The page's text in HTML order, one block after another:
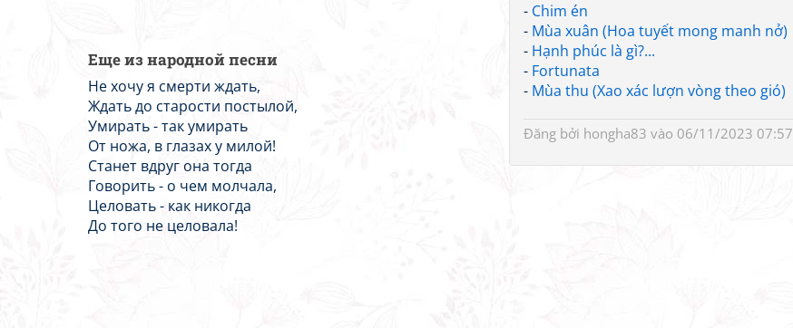
- Chim én
- Mùa xuân (Hoa tuyết mong manh nở)
- Hạnh phúc là gì?...
- Fortunata
- Mùa thu (Xao xác lượn vòng theo gió)
Đăng bởi hongha83 vào 06/11/2023 07:57
Еще из народной песни
Не хочу я смерти ждать,
Ждать до старости постылой,
Умирать - так умирать
От ножа, в глазах у милой!
Станет вдруг она тогда
Говорить - о чем молчала,
Целовать - как никогда
До того не целовала!